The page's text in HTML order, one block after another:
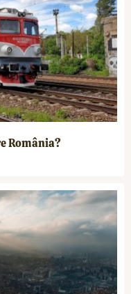
România?